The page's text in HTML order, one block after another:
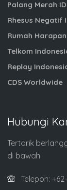
Palang Merah
Rhesus Negatif
Rumah Harapan
Telkom
Replay
CDS Worldwide
Hubungi
Tertarik
di bawah
Telepon: